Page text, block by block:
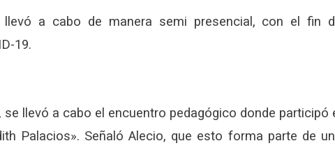
a cabo de manera semi presencial, con el fin
19.
llevó a cabo el encuentro pedagógico donde participó
Palacios». Señaló Alecio, que esto forma parte de